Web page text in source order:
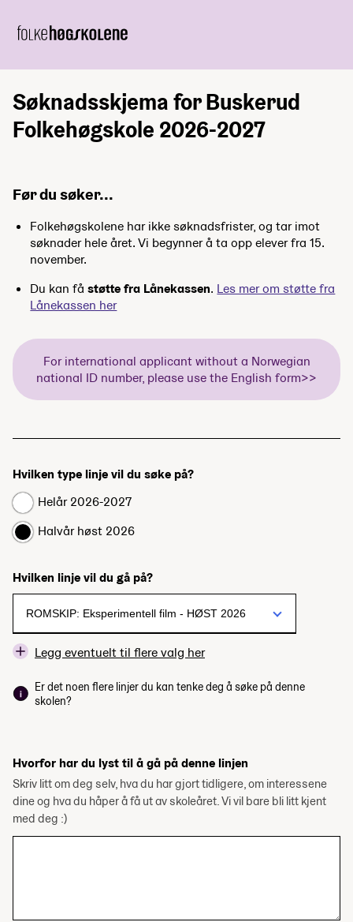
Søknadsskjema for Buskerud
Folkehøgskole 2026-2027
Før du søker...
Folkehøgskolene har ikke søknadsfrister, og tar imot
søknader hele året. Vi begynner å ta opp elever fra 15.
november.
Du kan fåstøtte fra Lånekassen. Les mer om støtte fra
Lånekassen her
For international applicant without a Norwegian
national ID number, please use the English form>>
Hvilken type linje vil du søke på?
Helår 2026-2027
Halvår høst 2026
Hvilken linje vil du gå på?
Legg eventuelt til flere valg her
Er det noen flere linjer du kan tenke deg å søke på denne
skolen?
Hvorfor har du lyst til å gå på denne linjen
Skriv litt om deg selv, hva du har gjort tidligere, om interessene
dine og hva du håper å få ut av skoleåret. Vi vil bare bli litt kjent
med deg :)